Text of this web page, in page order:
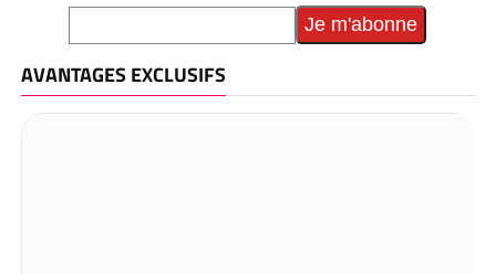
AVANTAGES EXCLUSIFS